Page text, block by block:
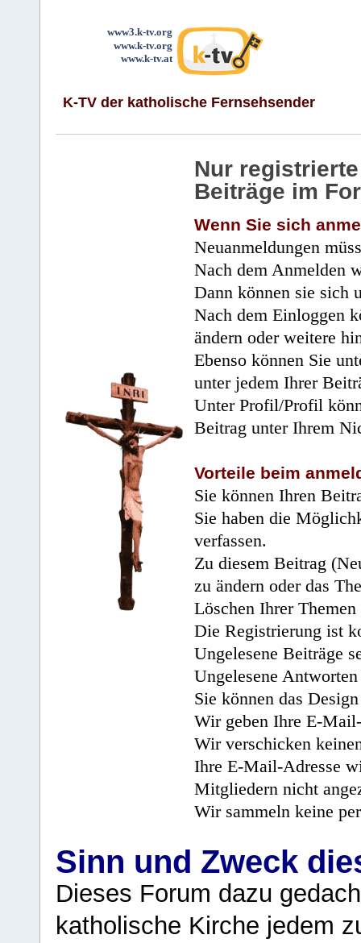
www3.k-tv.org
www.k-tv.org
www.k-tv.at
K-TV der katholische Fernsehsender
Nur
Beiträge im
Wenn Sie sich
Neuanmeldungen
Nach dem Anmelden
Dann können sie sich
Nach dem Einloggen
ändern oder weitere
Ebenso können Sie
unter jedem Ihrer
Unter Profil/Profil
Beitrag unter Ihrem
Vorteile beim
Sie können Ihren
Sie haben die
verfassen.
Zu diesem Beitrag
zu ändern oder das
Löschen Ihrer
Die Registrierung ist
Ungelesene Beiträge
Ungelesene
Sie können das
Wir geben Ihre E-
Wir verschicken
Ihre E-Mail-Adresse
Mitgliedern nicht
Wir sammeln keine
Sinn und Zweck
Dieses Forum dazu
katholische Kirche jedem